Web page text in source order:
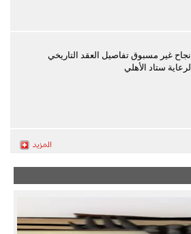
نجاح غير مسبوق تفاصيل العقد التاريخي
لرعاية ستاد الأهلي